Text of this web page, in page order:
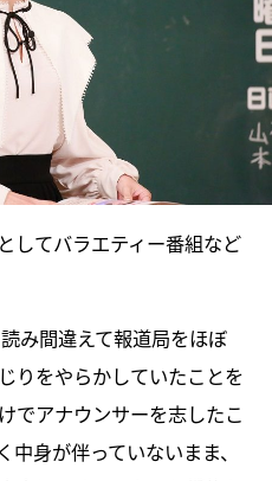
してバラエティー番組など
み間違えて報道局をほぼ
りをやらかしていたことを
でアナウンサーを志したこ
身が伴っていないまま、